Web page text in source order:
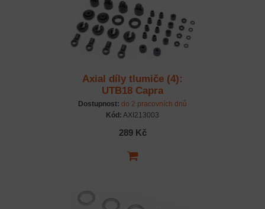
Axial díly tlumiče (4):
UTB18 Capra
Dostupnost: do 2 pracovních dnů
Kód: AXI213003
289 Kč